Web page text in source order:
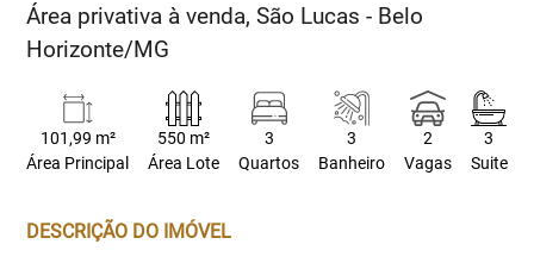
Área privativa à venda, São Lucas - Belo
Horizonte/MG
101,99 m²
Área Principal
550 m²
Área Lote
3
Quartos
3
Banheiro
2
Vagas
3
Suite
DESCRIÇÃO DO IMÓVEL